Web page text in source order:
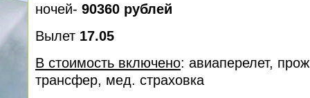
ночей- 90360 рублей
Вылет 17.05
В стоимость включено: авиаперелет,
трансфер, мед. cтраховка